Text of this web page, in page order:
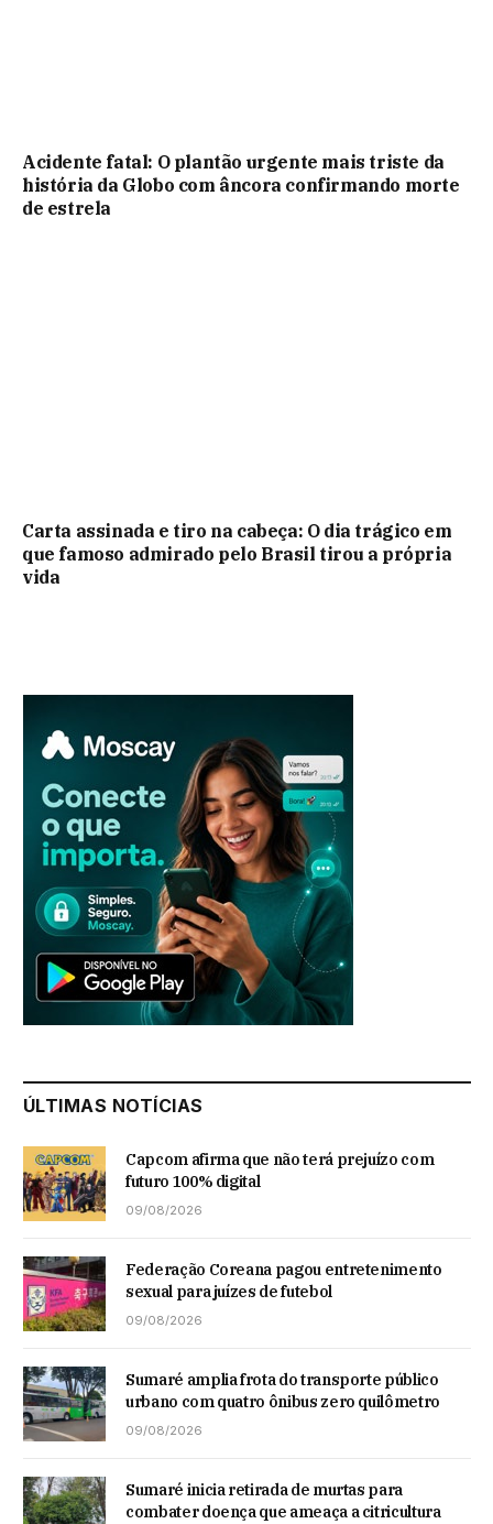
Acidente fatal: O plantão urgente mais triste da
história da Globo com âncora confirmando morte
de estrela
Carta assinada e tiro na cabeça: O dia trágico em
que famoso admirado pelo Brasil tirou a própria
vida
ÚLTIMAS NOTÍCIAS
Capcom afirma que não terá prejuízo com
futuro 100% digital
09/08/2026
Federação Coreana pagou entretenimento
sexual para juízes de futebol
09/08/2026
Sumaré amplia frota do transporte público
urbano com quatro ônibus zero quilômetro
09/08/2026
Sumaré inicia retirada de murtas para
combater doença que ameaça a citricultura